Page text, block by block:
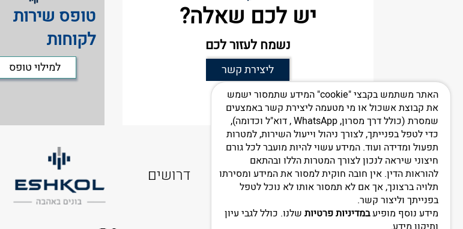
יש לכם שאלה?
נשמח לעזור לכם
ליצירת קשר
טופס שירות
לקוחות
למילוי טופס
דף בית אודות דרושים
האתר משתמש בקבצי "cookie" המידע שתמסור ישמש
את קבוצת אשכול או מי מטעמה ליצירת קשר באמצעים
שמסרת (כולל דרך מסרון, WhatsApp , דוא"ל וכדומה),
כדי לטפל בפנייתך, לצורך ניהול וייעול השירות, למטרות
תפעול ומדידה ועוד. המידע עשוי להיות מועבר לכל גורם
חיצוני שיראה לנכון לצורך המטרות הללו ובהתאם
להוראות הדין. אין חובה חוקית למסור את המידע ומסירתו
תלויה ברצונך, אך אם לא תמסור אותו לא נוכל לטפל
בפנייתך וליצור קשר.
מידע נוסף מופיעבמדיניות פרטיות שלנו. כולל לגבי עיון